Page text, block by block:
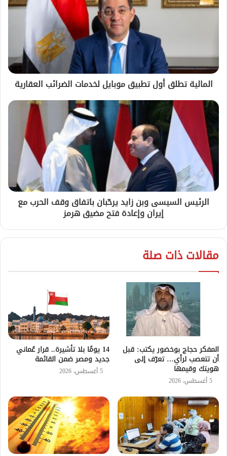
المالية تطلق أول تطبيق موبايل لخدمات الضرائب العقارية
الرئيس السيسى وبن زايد يرحّبان باتفاق وقف الحرب مع
إيران وإعادة فتح مضيق هرمز
مقالات ذات صلة
المفكر حجاج بوخضور يكتب: قبل
أن تتعصب لرأي… تعرّف إلى
هويتك وقيمها
5 أغسطس، 2026
14 يومًا بلا تأشيرة.. قرار عُماني
جديد ومصر ضمن القائمة
5 أغسطس، 2026